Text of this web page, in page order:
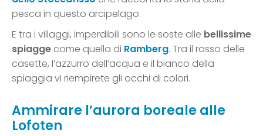
pesca in questo arcipelago.
E tra i villaggi, imperdibili sono le soste alle bellissime
spiagge come quella di Ramberg. Tra il rosso delle
casette, l’azzurro dell’acqua e il bianco della
spiaggia vi riempirete gli occhi di colori.
Ammirare l’aurora boreale alle
Lofoten